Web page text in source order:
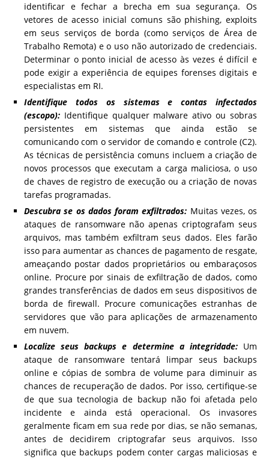
identificar e fechar a brecha em sua segurança. Os
vetores de acesso inicial comuns são phishing, exploits
em seus serviços de borda (como serviços de Área de
Trabalho Remota) e o uso não autorizado de credenciais.
Determinar o ponto inicial de acesso às vezes é difícil e
pode exigir a experiência de equipes forenses digitais e
especialistas em RI.
Identifique todos os sistemas e contas infectados
(escopo): Identifique qualquer malware ativo ou sobras
persistentes em sistemas que ainda estão se
comunicando com o servidor de comando e controle (C2).
As técnicas de persistência comuns incluem a criação de
novos processos que executam a carga maliciosa, o uso
de chaves de registro de execução ou a criação de novas
tarefas programadas.
Descubra se os dados foram exfiltrados: Muitas vezes, os
ataques de ransomware não apenas criptografam seus
arquivos, mas também exfiltram seus dados. Eles farão
isso para aumentar as chances de pagamento de resgate,
ameaçando postar dados proprietários ou embaraçosos
online. Procure por sinais de exfiltração de dados, como
grandes transferências de dados em seus dispositivos de
borda de firewall. Procure comunicações estranhas de
servidores que vão para aplicações de armazenamento
em nuvem.
Localize seus backups e determine a integridade: Um
ataque de ransomware tentará limpar seus backups
online e cópias de sombra de volume para diminuir as
chances de recuperação de dados. Por isso, certifique-se
de que sua tecnologia de backup não foi afetada pelo
incidente e ainda está operacional. Os invasores
geralmente ficam em sua rede por dias, se não semanas,
antes de decidirem criptografar seus arquivos. Isso
significa que backups podem conter cargas maliciosas e